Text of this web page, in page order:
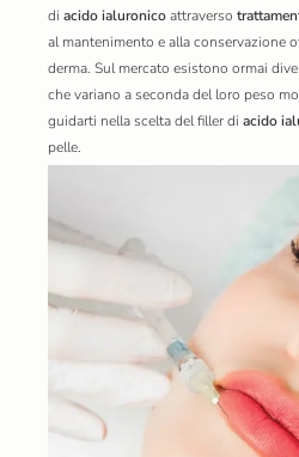
di acido ialuronicoattraverso
al mantenimento e alla conservazione
derma. Sul mercato esistono ormai
che variano a seconda del loro peso
guidarti nella scelta del filler di acido
pelle.